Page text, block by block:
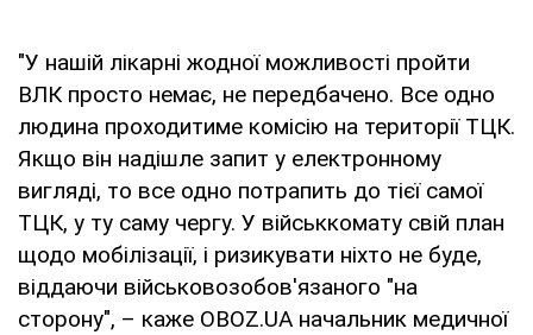
"У нашій лікарні жодної можливості пройти
ВЛК просто немає, не передбачено. Все одно
людина проходитиме комісію на території ТЦК.
Якщо він надішле запит у електронному
вигляді, то все одно потрапить до тієї самої
ТЦК, у ту саму чергу. У військкомату свій план
щодо мобілізації, і ризикувати ніхто не буде,
віддаючи військовозобов'язаного "на
сторону", – каже OBOZ.UA начальник медичної